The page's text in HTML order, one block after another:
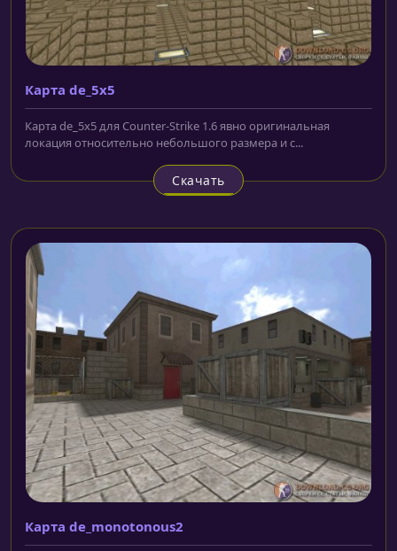
Карта de_5x5
Карта de_5x5 для Counter-Strike 1.6 явно оригинальная
локация относительно небольшого размера и с...
Скачать
Карта de_monotonous2